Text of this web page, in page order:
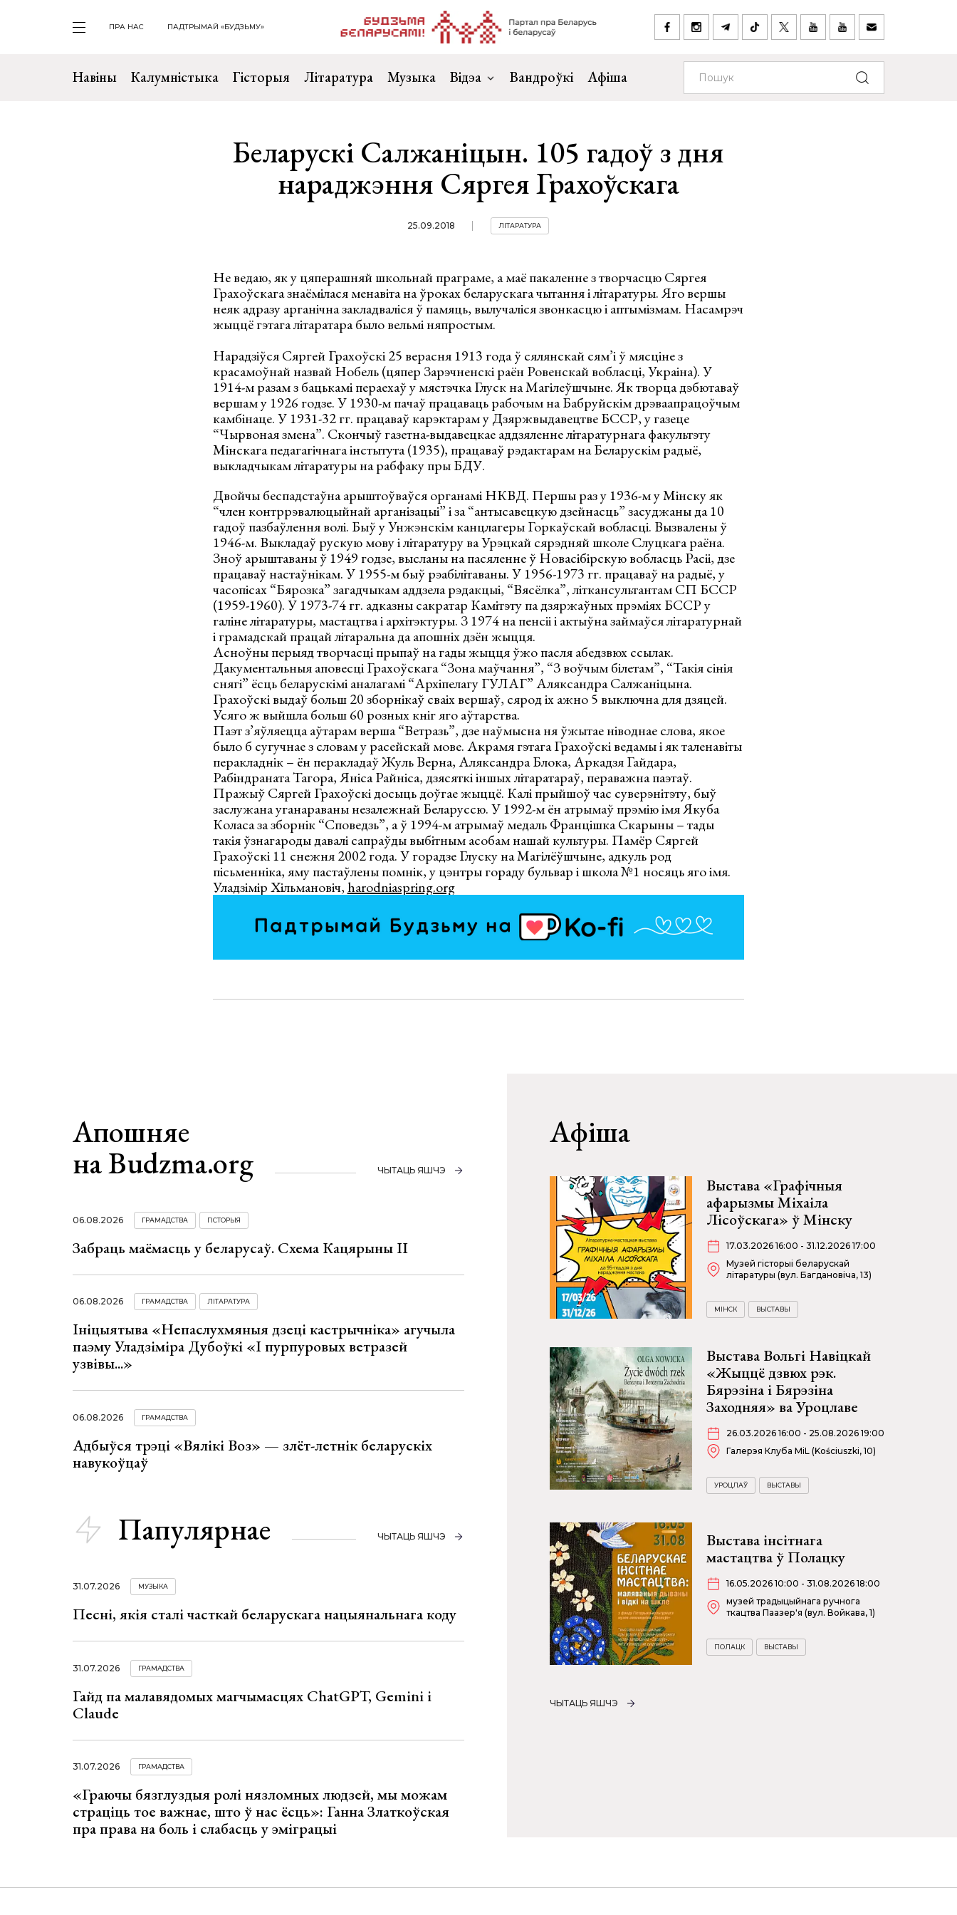
ПРА НАС ПАДТРЫМАЙ «БУДЗЬМУ»
Навіны Калумністыка Гісторыя Літаратура Музыка Відэа Вандроўкі Афіша
Беларускі Салжаніцын. 105 гадоў з дня
нараджэння Сяргея Грахоўскага
25.09.2018 ЛІТАРАТУРА
Не ведаю, як у цяперашняй школьнай праграме, а маё пакаленне з творчасцю Сяргея
Грахоўскага знаёмілася менавіта на ўроках беларускага чытання і літаратуры. Яго вершы
неяк адразу арганічна закладваліся ў памяць, вылучаліся звонкасцю і аптымізмам. Насамрэч
жыццё гэтага літаратара было вельмі няпростым.
Нарадзіўся Сяргей Грахоўскі 25 верасня 1913 года ў сялянскай сям’і ў мясціне з
красамоўнай назвай Нобель (цяпер Зарэчненскі раён Ровенскай вобласці, Украіна). У
1914-м разам з бацькамі пераехаў у мястэчка Глуск на Магілеўшчыне. Як творца дэбютаваў
вершам у 1926 годзе. У 1930-м пачаў працаваць рабочым на Бабруйскім дрэваапрацоўчым
камбінаце. У 1931-32 гг. працаваў карэктарам у Дзяржвыдавецтве БССР, у газеце
“Чырвоная змена”. Скончыў газетна-выдавецкае аддзяленне літаратурнага факультэту
Мінскага педагагічнага інстытута (1935), працаваў рэдактарам на Беларускім радыё,
выкладчыкам літаратуры на рабфаку пры БДУ.
Двойчы беспадстаўна арыштоўваўся органамі НКВД. Першы раз у 1936-м у Мінску як
“член контррэвалюцыйнай арганізацыі” і за “антысавецкую дзейнасць” засуджаны да 10
гадоў пазбаўлення волі. Быў у Унжэнскім канцлагеры Горкаўскай вобласці. Вызвалены ў
1946-м. Выкладаў рускую мову і літаратуру ва Урэцкай сярэдняй школе Слуцкага раёна.
Зноў арыштаваны ў 1949 годзе, высланы на пасяленне ў Новасібірскую вобласць Расіі, дзе
працаваў настаўнікам. У 1955-м быў рэабілітаваны. У 1956-1973 гг. працаваў на радыё, у
часопісах “Бярозка” загадчыкам аддзела рэдакцыі, “Вясёлка”, літкансультантам СП БССР
(1959-1960). У 1973-74 гг. адказны сакратар Камітэту па дзяржаўных прэміях БССР у
галіне літаратуры, мастацтва і архітэктуры. З 1974 на пенсіі і актыўна займаўся літаратурнай
і грамадскай працай літаральна да апошніх дзён жыцця.
Асноўны перыяд творчасці прыпаў на гады жыцця ўжо пасля абедзвюх ссылак.
Дакументальныя аповесці Грахоўскага “Зона маўчання”, “З воўчым білетам”, “Такія сінія
снягі” ёсць беларускімі аналагамі “Архіпелагу ГУЛАГ” Аляксандра Салжаніцына.
Грахоўскі выдаў больш 20 зборнікаў сваіх вершаў, сярод іх ажно 5 выключна для дзяцей.
Усяго ж выйшла больш 60 розных кніг яго аўтарства.
Паэт з’яўляецца аўтарам верша “Ветразь”, дзе наўмысна ня ўжытае ніводнае слова, якое
было б сугучнае з словам у расейскай мове. Акрамя гэтага Грахоўскі ведамы і як таленавіты
перакладнік – ён перакладаў Жуль Верна, Аляксандра Блока, Аркадзя Гайдара,
Рабіндраната Тагора, Яніса Райніса, дзясяткі іншых літаратараў, пераважна паэтаў.
Пражыў Сяргей Грахоўскі досыць доўгае жыццё. Калі прыйшоў час суверэнітэту, быў
заслужана уганараваны незалежнай Беларуссю. У 1992-м ён атрымаў прэмію імя Якуба
Коласа за зборнік “Споведзь”, а ў 1994-м атрымаў медаль Францішка Скарыны – тады
такія ўзнагароды давалі сапраўды выбітным асобам нашай культуры. Памёр Сяргей
Грахоўскі 11 снежня 2002 года. У горадзе Глуску на Магілёўшчыне, адкуль род
пісьменніка, яму пастаўлены помнік, у цэнтры гораду бульвар і школа №1 носяць яго імя.
Уладзімір Хільмановіч,harodniaspring.org
Апошняе
на Budzma.org
ЧЫТАЦЬ ЯШЧЭ
06.08.2026 ГРАМАДСТВА ГІСТОРЫЯ
Забраць маёмасць у беларусаў. Схема Кацярыны ІІ
06.08.2026 ГРАМАДСТВА ЛІТАРАТУРА
Ініцыятыва «Непаслухмяныя дзеці кастрычніка» агучыла
паэму Уладзіміра Дубоўкі «І пурпуровых ветразей
узвівы...»
06.08.2026 ГРАМАДСТВА
Адбыўся трэці «Вялікі Воз» — злёт-летнік беларускіх
навукоўцаў
Папулярнае ЧЫТАЦЬ ЯШЧЭ
31.07.2026 МУЗЫКА
Песні, якія сталі часткай беларускага нацыянальнага коду
31.07.2026 ГРАМАДСТВА
Гайд па малавядомых магчымасцях ChatGPT, Gemini і
Claude
31.07.2026 ГРАМАДСТВА
«Граючы бязглуздыя ролі нязломных людзей, мы можам
страціць тое важнае, што ў нас ёсць»: Ганна Златкоўская
пра права на боль і слабасць у эміграцыі
Афіша
Выстава «Графічныя
афарызмы Міхаіла
Лісоўскага» ў Мінску
17.03.2026 16:00 - 31.12.2026 17:00
Музей гісторыі беларускай
літаратуры (вул. Багдановіча, 13)
МІНСК ВЫСТАВЫ
Выстава Вольгі Навіцкай
«Жыццё дзвюх рэк.
Бярэзіна і Бярэзіна
Заходняя» ва Уроцлаве
26.03.2026 16:00 - 25.08.2026 19:00
Галерэя Клуба MiL (Kościuszki, 10)
УРОЦЛАЎ ВЫСТАВЫ
Выстава інсітнага
мастацтва ў Полацку
16.05.2026 10:00 - 31.08.2026 18:00
музей традыцыйнага ручнога
ткацтва Паазер'я (вул. Войкава, 1)
ПОЛАЦК ВЫСТАВЫ
ЧЫТАЦЬ ЯШЧЭ